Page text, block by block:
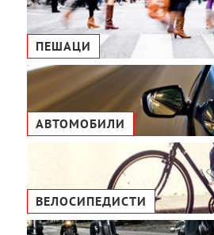
ПЕШАЦИ
АВТОМОБИЛИ
ВЕЛОСИПЕДИСТИ